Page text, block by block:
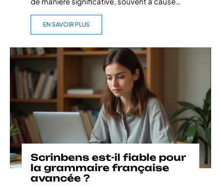
EN SAVOIR PLUS
Scrinbens est-il fiable pour
la grammaire française
avancée ?